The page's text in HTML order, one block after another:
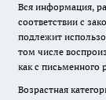
Вся информация,
соответствии с
подлежит
том числе
как с письменного
Возрастная